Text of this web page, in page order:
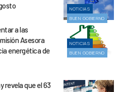
NOTICIAS
BUEN GOBIERNO
NOTICIAS
BUEN GOBIERNO
a las
Asesora
energética de
revela que el 63